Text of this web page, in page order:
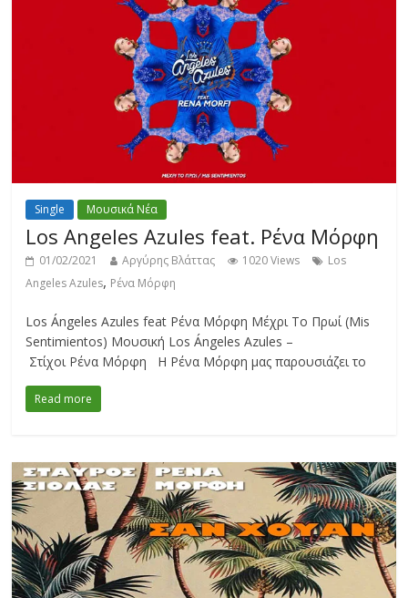
Single Μουσικά Νέα
Los Angeles Azules feat. Ρένα Μόρφη
01/02/2021 Αργύρης Βλάττας 1020 Views
Los
Angeles Azules, Ρένα Μόρφη
Los Ángeles Azules feat Ρένα Μόρφη Μέχρι Το Πρωί (Mis
Sentimientos) Μουσική Los Ángeles Azules –
Στίχοι Ρένα Μόρφη H Ρένα Μόρφη μας παρουσιάζει το
Read more